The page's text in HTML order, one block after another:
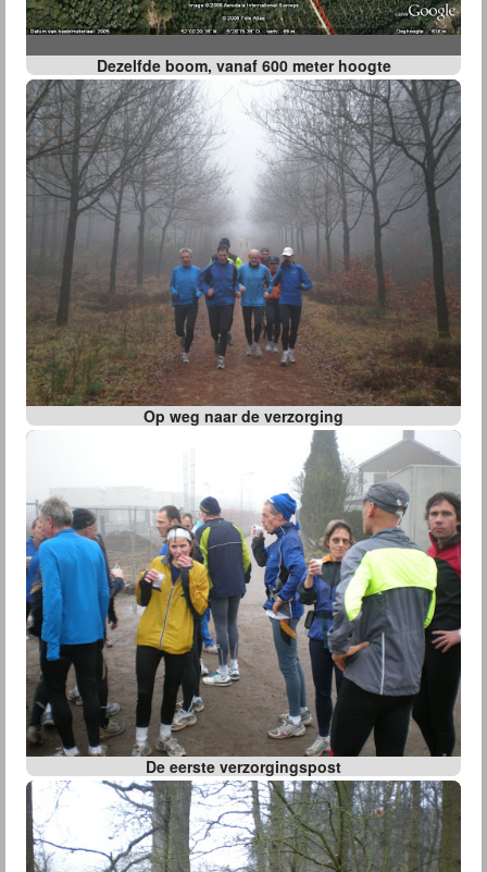
Dezelfde boom, vanaf 600 meter hoogte
Op weg naar de verzorging
De eerste verzorgingspost